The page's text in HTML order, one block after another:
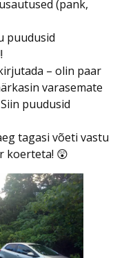
(pank,
puudusid
– olin paar
varasemate
puudusid
tagasi võeti vastu
koerteta! 😲